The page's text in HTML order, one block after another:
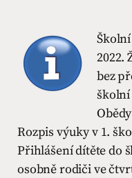
2022.
bez
školní
Rozpis výuky v 1.
Přihlášení dítěte do
osobně rodiči ve